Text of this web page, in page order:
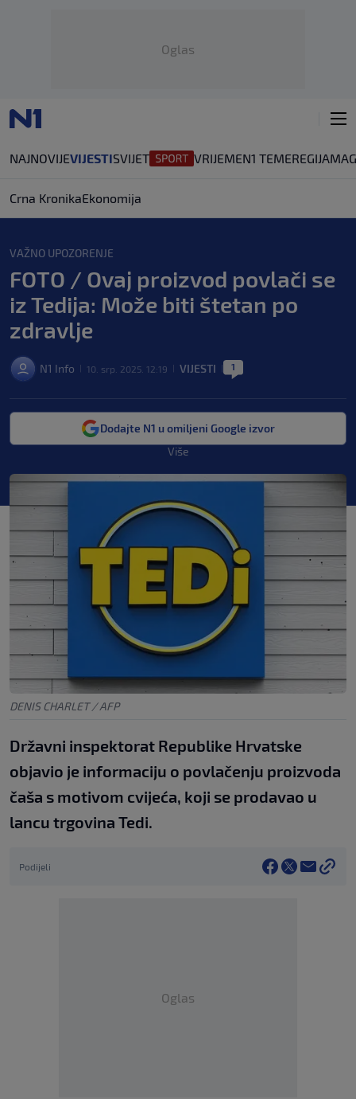
Oglas
NAJNOVIJEVIJESTISVIJET VRIJEMEN1 TEMEREGIJA
Crna KronikaEkonomija
VAŽNO UPOZORENJE
FOTO / Ovaj proizvod povlači se
iz Tedija: Može biti štetan po
zdravlje
N1 Info 10. srp. 2025. 12:19 VIJESTI 1
Dodajte N1 u omiljeni Google izvor
Više
DENIS CHARLET / AFP
Državni inspektorat Republike Hrvatske
objavio je informaciju o povlačenju proizvoda
čaša s motivom cvijeća, koji se prodavao u
lancu trgovina Tedi.
Podijeli
Oglas